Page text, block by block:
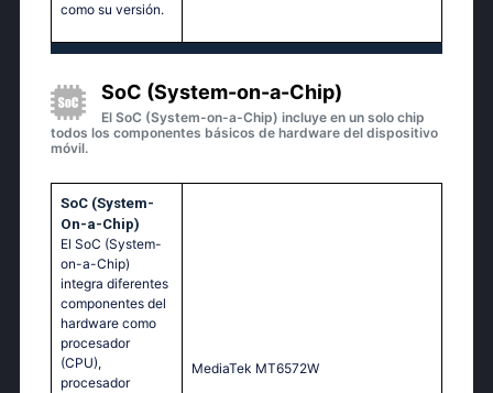
como su versión.
SoC (System-on-a-Chip)
El SoC (System-on-a-Chip) incluye en un solo chip
todos los componentes básicos de hardware del dispositivo
móvil.
SoC (System-
On-a-Chip)
El SoC (System-
on-a-Chip)
integra diferentes
componentes del
hardware como
procesador
(CPU),
procesador
МеdiаТеk МТ6572W